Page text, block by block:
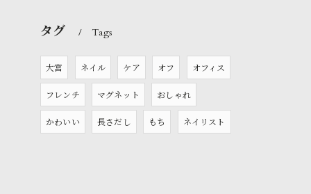
タグ Tags
大宮 ネイル ケア オフ オフィス
フレンチ マグネット おしゃれ
かわいい 長さだし もち ネイリスト